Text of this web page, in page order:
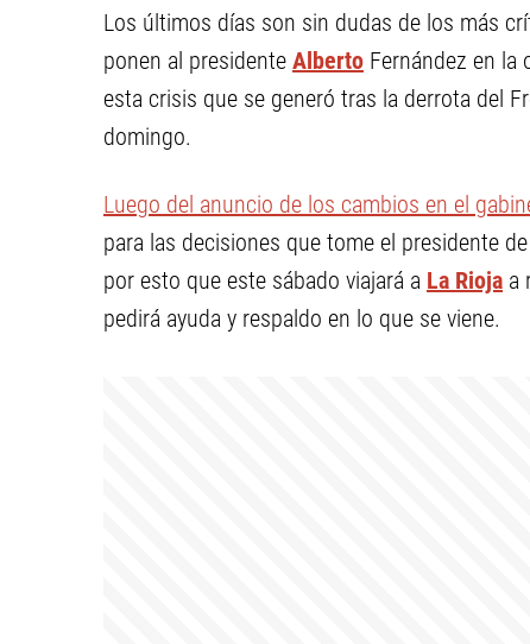
Los últimos días son sin dudas de los más
ponen al presidente Alberto Fernández en la
esta crisis que se generó tras la derrota del
domingo.
Luego del anuncio de los cambios en el
para las decisiones que tome el presidente
por esto que este sábado viajará a La Rioja a
pedirá ayuda y respaldo en lo que se viene.